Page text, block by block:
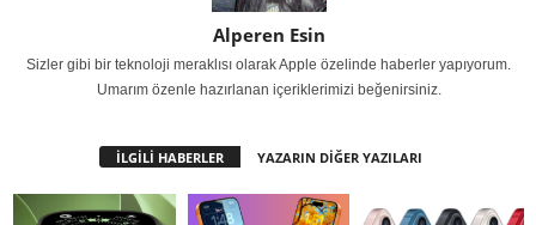
Alperen Esin
Sizler gibi bir teknoloji meraklısı olarak Apple özelinde haberler yapıyorum.
Umarım özenle hazırlanan içeriklerimizi beğenirsiniz.
İLGİLİ HABERLER YAZARIN DİĞER YAZILARI